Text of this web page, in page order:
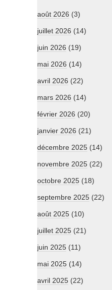
août 2026 (3)
juillet 2026 (14)
juin 2026 (19)
mai 2026 (14)
avril 2026 (22)
mars 2026 (14)
février 2026 (20)
janvier 2026 (21)
décembre 2025 (14)
novembre 2025 (22)
octobre 2025 (18)
septembre 2025 (22)
août 2025 (10)
juillet 2025 (21)
juin 2025 (11)
mai 2025 (14)
avril 2025 (22)